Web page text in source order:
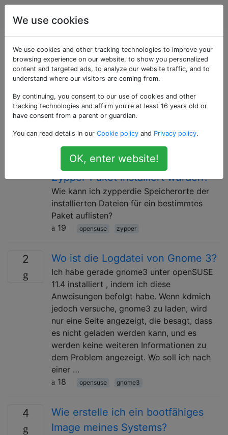
Unix & Linux
Als «opensuse»
getaggte Fragen
Ein Allzweck-Betriebssystem, das auf dem Linux-
Kernel basiert und vom von der Community
Wie kann ich alle Dateien
auflisten, die von einem ZYpp /
Zypper-Paket installiert wurden?
Wie kann ich zypperdie Speicherorte der
installierten Dateien für ein bestimmtes
Paket auflisten?
19
opensuse zypper
2 Wo ist die Logdatei von Gnome 3?
Ich habe gerade gnome3 unter openSUSE
11.4 installiert , indem ich diese
Anweisungen befolgt habe. Wenn kdmich
jedoch versuche, gnome3 zu laden, wird
nur eine Seite angezeigt, die besagt, dass
es nicht geladen werden kann, und es
werden keine weiteren Informationen zu
dem Problem angezeigt. Wo soll ich nach
einer …
18
opensuse gnome3
4
Wie erstelle ich ein bootfähiges
Image meines Systems?
We use cookies
We use cookies and other tracking technologies to improve your
browsing experience on our website, to show you personalized
content and targeted ads, to analyze our website traffic, and to
understand where our visitors are coming from.
By continuing, you consent to our use of cookies and other
tracking technologies and affirm you're at least 16 years old or
have consent from a parent or guardian.
You can read details in our Cookie policy and Privacy policy.
OK, enter website!